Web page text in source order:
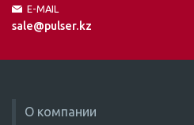
E-MAIL
sale@pulser.kz
О компании